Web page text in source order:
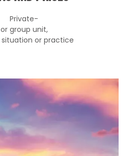
Private-
or group unit,
or practice